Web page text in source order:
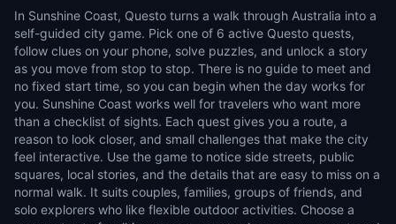
In Sunshine Coast, Questo turns a walk through Australia into a
self-guided city game. Pick one of 6 active Questo quests,
follow clues on your phone, solve puzzles, and unlock a story
as you move from stop to stop. There is no guide to meet and
no fixed start time, so you can begin when the day works for
you. Sunshine Coast works well for travelers who want more
than a checklist of sights. Each quest gives you a route, a
reason to look closer, and small challenges that make the city
feel interactive. Use the game to notice side streets, public
squares, local stories, and the details that are easy to miss on a
normal walk. It suits couples, families, groups of friends, and
solo explorers who like flexible outdoor activities. Choose a